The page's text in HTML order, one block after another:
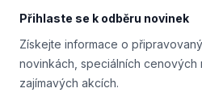
Přihlaste se k odběru novinek
Získejte informace o
novinkách, speciálních cenových
zajímavých akcích.